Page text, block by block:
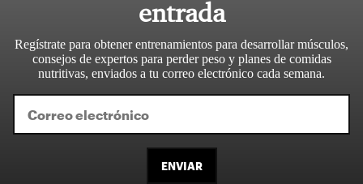
entrada
Regístrate para obtener entrenamientos para desarrollar músculos,
consejos de expertos para perder peso y planes de comidas
nutritivas, enviados a tu correo electrónico cada semana.
ENVIAR